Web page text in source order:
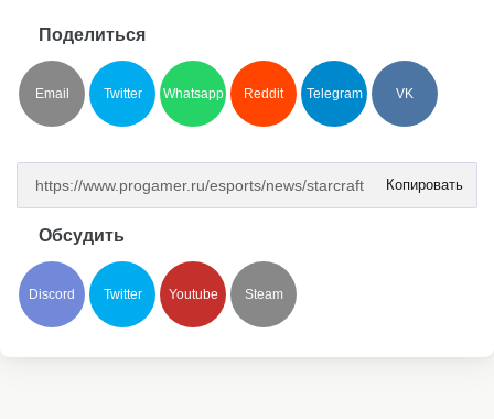
Поделиться
Email Twitter Whatsapp Reddit Telegram VK
Копировать
Обсудить
Discord Twitter Youtube Steam